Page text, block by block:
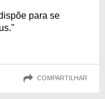
para se
COMPARTILHAR